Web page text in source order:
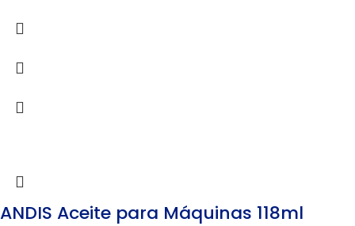
ANDIS Aceite para Máquinas 118ml